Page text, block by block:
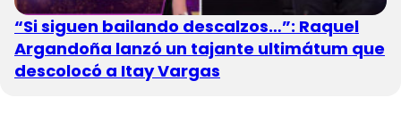
“Si siguen bailando descalzos…”: Raquel
Argandoña lanzó un tajante ultimátum que
descolocó a Itay Vargas